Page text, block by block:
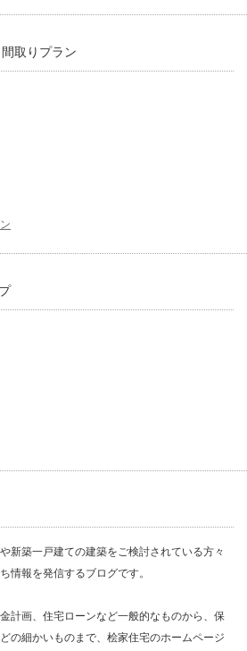
取りプラン
新築一戸建ての建築をご検討されている方々
情報を発信するブログです。
計画、住宅ローンなど一般的なものから、保
の細かいものまで、桧家住宅のホームページ